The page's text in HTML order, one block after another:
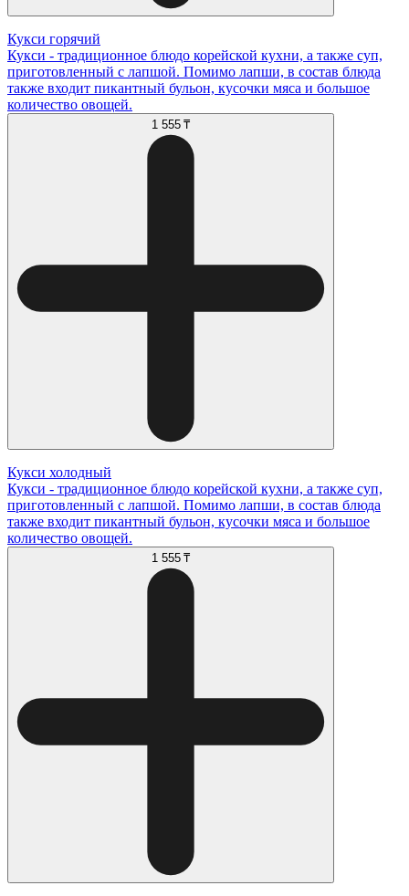
Кукси горячий
Кукси - традиционное блюдо корейской кухни, а также суп,
приготовленный с лапшой. Помимо лапши, в состав блюда
также входит пикантный бульон, кусочки мяса и большое
количество овощей.
1 555 ₸
Кукси холодный
Кукси - традиционное блюдо корейской кухни, а также суп,
приготовленный с лапшой. Помимо лапши, в состав блюда
также входит пикантный бульон, кусочки мяса и большое
количество овощей.
1 555 ₸